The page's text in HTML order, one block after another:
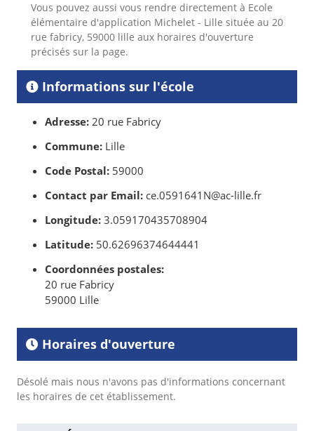
Vous pouvez aussi vous rendre directement à Ecole
élémentaire d'application Michelet - Lille située au 20
rue fabricy, 59000 lille aux horaires d'ouverture
précisés sur la page.
Informations sur l'école
Adresse: 20 rue Fabricy
Commune: Lille
Code Postal: 59000
Contact par Email: ce.0591641N@ac-lille.fr
Longitude: 3.059170435708904
Latitude: 50.62696374644441
Coordonnées postales:
20 rue Fabricy
59000 Lille
Horaires d'ouverture
Désolé mais nous n'avons pas d'informations concernant
les horaires de cet établissement.